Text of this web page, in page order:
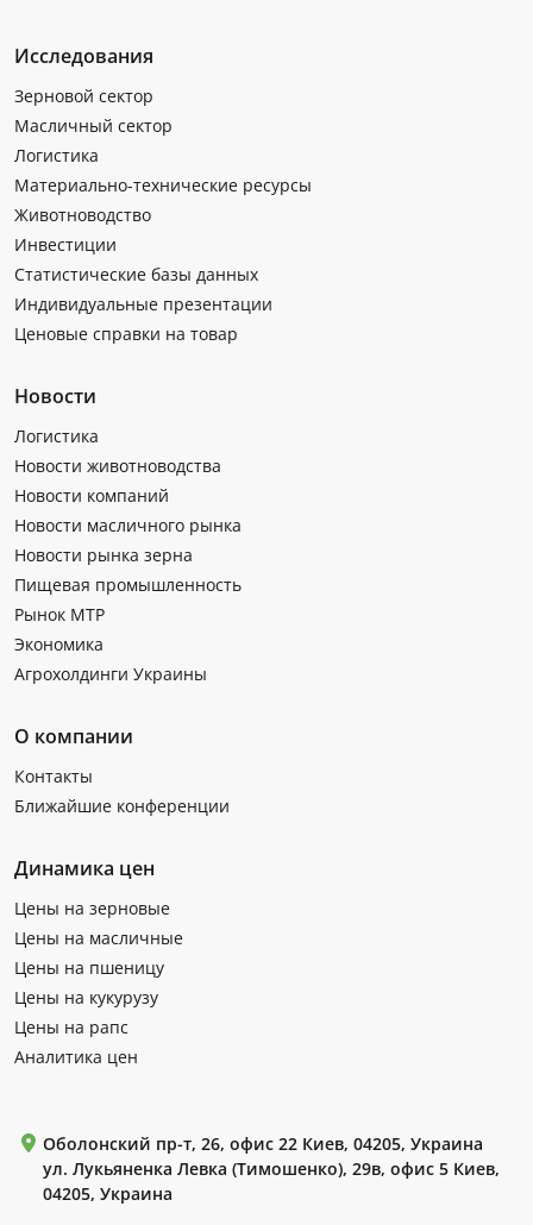
Исследования
Зерновой сектор
Масличный сектор
Логистика
Материально-технические ресурсы
Животноводство
Инвестиции
Статистические базы данных
Индивидуальные презентации
Ценовые справки на товар
Новости
Логистика
Новости животноводства
Новости компаний
Новости масличного рынка
Новости рынка зерна
Пищевая промышленность
Рынок МТР
Экономика
Агрохолдинги Украины
О компании
Контакты
Ближайшие конференции
Динамика цен
Цены на зерновые
Цены на масличные
Цены на пшеницу
Цены на кукурузу
Цены на рапс
Аналитика цен
Оболонский пр-т, 26, офис 22 Киев, 04205, Украина
ул. Лукьяненка Левка (Тимошенко), 29в, офис 5 Киев,
04205, Украина